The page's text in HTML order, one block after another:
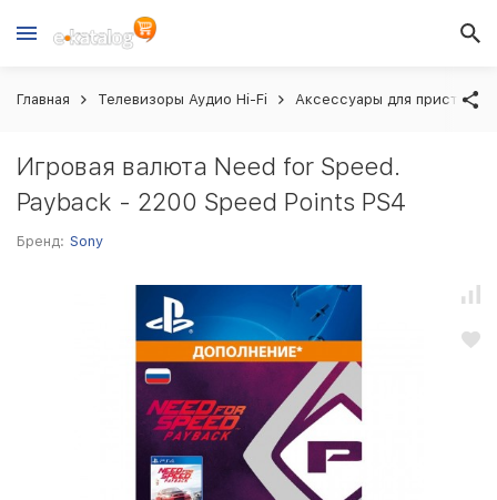
Главная Телевизоры Аудио Hi-Fi Аксессуары для приставок
Игровая валюта Need for Speed.
Payback - 2200 Speed Points PS4
Бренд: Sony